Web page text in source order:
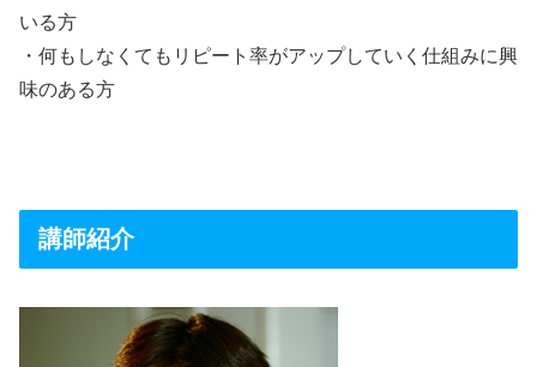
いる方
・何もしなくてもリピート率がアップしていく仕組みに興
味のある方
講師紹介